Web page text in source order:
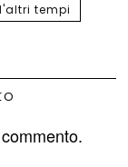
tempi